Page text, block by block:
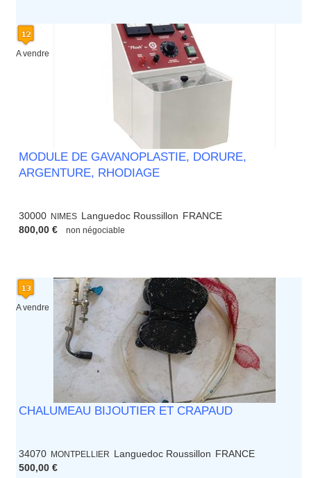
A vendre
MODULE DE GAVANOPLASTIE, DORURE,
ARGENTURE, RHODIAGE
30000 NIMES Languedoc Roussillon FRANCE
800,00 €
non négociable
A vendre
CHALUMEAU BIJOUTIER ET CRAPAUD
34070 MONTPELLIER Languedoc Roussillon FRANCE
500,00 €